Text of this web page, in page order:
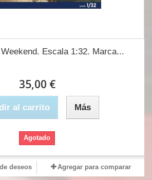
Escala 1:32. Marca...
35,00 €
al carrito Más
Agotado
deseos Agregar para comparar